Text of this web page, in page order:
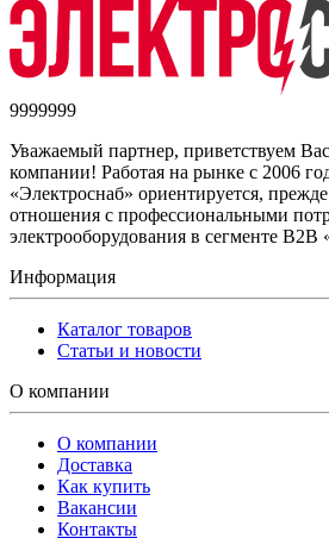
9999999
Уважаемый партнер, приветствуем
компании! Работая на рынке с 2006
«Электроснаб» ориентируется,
отношения с профессиональными
электрооборудования в сегменте B2B
Информация
Каталог товаров
Статьи и новости
О компании
О компании
Доставка
Как купить
Вакансии
Контакты